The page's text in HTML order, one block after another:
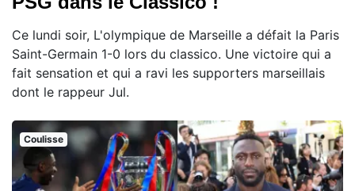
Ce lundi soir, L'olympique de Marseille a défait la Paris
Saint-Germain 1-0 lors du classico. Une victoire qui a
fait sensation et qui a ravi les supporters marseillais
dont le rappeur Jul.
Coulisse